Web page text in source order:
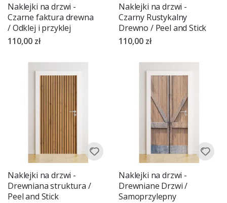
Naklejki na drzwi -
Czarne faktura drewna
/ Odklej i przyklej
110,00 zł
Naklejki na drzwi -
Czarny Rustykalny
Drewno / Peel and Stick
110,00 zł
Naklejki na drzwi -
Drewniana struktura /
Peel and Stick
Naklejki na drzwi -
Drewniane Drzwi /
Samoprzylepny